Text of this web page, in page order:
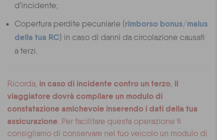
d'incidente;
Copertura perdite pecuniarie (rimborso bonus/malus
della tua RC) in caso di danni da circolazione causati
a terzi.
Ricorda, in caso di incidente contro un terzo, il
viaggiatore dovrà compilare un modulo di
constatazione amichevole inserendo i dati della tua
assicurazione. Per facilitare questa operazione ti
consigliamo di conservare nel tuo veicolo un modulo di